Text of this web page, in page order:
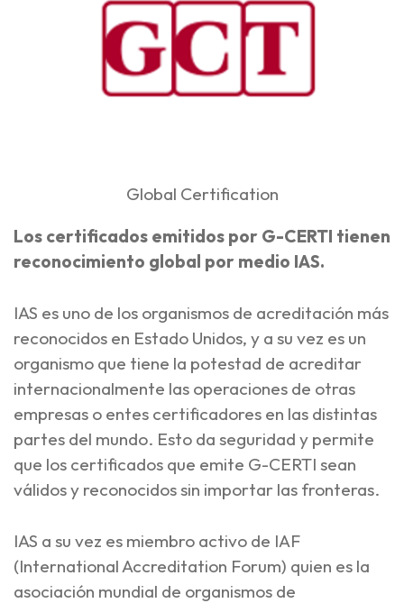
Global Certification
Los certificados emitidos por G-CERTI tienen
reconocimiento global por medio IAS.
IAS es uno de los organismos de acreditación más
reconocidos en Estado Unidos, y a su vez es un
organismo que tiene la potestad de acreditar
internacionalmente las operaciones de otras
empresas o entes certificadores en las distintas
partes del mundo. Esto da seguridad y permite
que los certificados que emite G-CERTI sean
válidos y reconocidos sin importar las fronteras.
IAS a su vez es miembro activo de IAF
(International Accreditation Forum) quien es la
asociación mundial de organismos de